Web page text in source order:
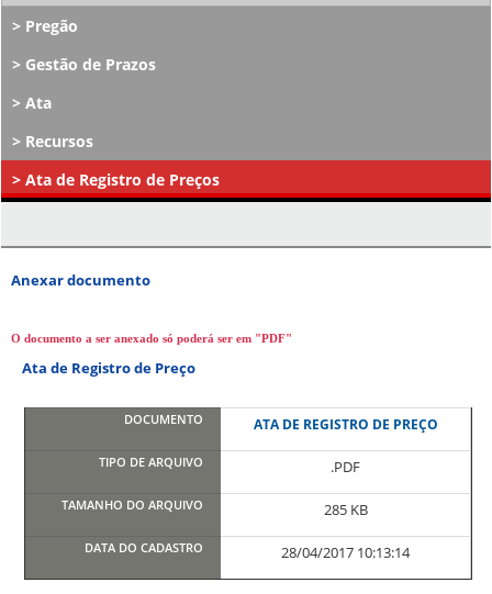
Pregão
Gestão de Prazos
Ata
Recursos
Ata de Registro de Preços
Anexar documento
O documento a ser anexado só poderá ser em "PDF"
Ata de Registro de Preço
ATA DE REGISTRO DE PREÇO
.PDF
285 KB
28/04/2017 10:13:14